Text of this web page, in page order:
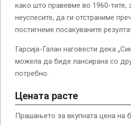
како што правевме во 1960-тите,
неуспесите, да ги отстраниме
постигнеме посакуваните
Гарсија-Галан наговести дека
можела да биде лансирана со
потребно.
Цената расте
Прашањето за вкупната цена на